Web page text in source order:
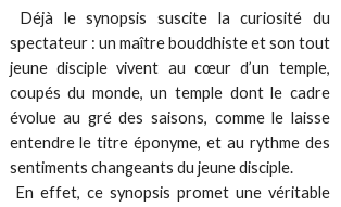
Déjà le synopsis suscite la curiosité du
spectateur : un maître bouddhiste et son tout
jeune disciple vivent au cœur d’un temple,
coupés du monde, un temple dont le cadre
évolue au gré des saisons, comme le laisse
entendre le titre éponyme, et au rythme des
sentiments changeants du jeune disciple.
En effet, ce synopsis promet une véritable